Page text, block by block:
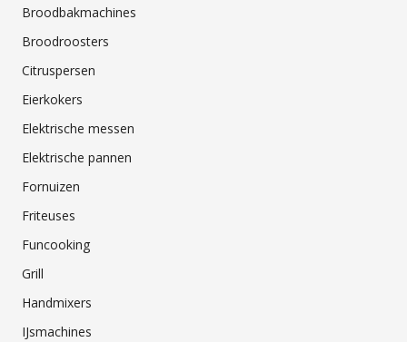
Broodbakmachines
Broodroosters
Citruspersen
Eierkokers
Elektrische messen
Elektrische pannen
Fornuizen
Friteuses
Funcooking
Grill
Handmixers
IJsmachines